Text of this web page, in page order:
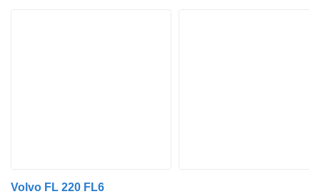
Volvo FL 220 FL6